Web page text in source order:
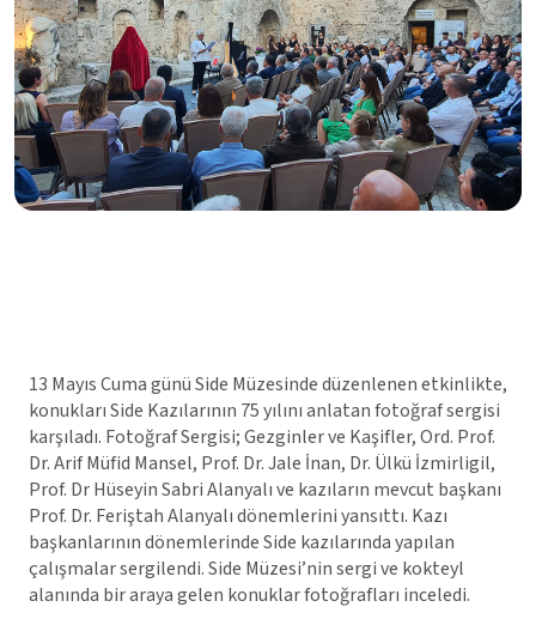
13 Mayıs Cuma günü Side Müzesinde düzenlenen etkinlikte,
konukları Side Kazılarının 75 yılını anlatan fotoğraf sergisi
karşıladı. Fotoğraf Sergisi; Gezginler ve Kaşifler, Ord. Prof.
Dr. Arif Müfid Mansel, Prof. Dr. Jale İnan, Dr. Ülkü İzmirligil,
Prof. Dr Hüseyin Sabri Alanyalı ve kazıların mevcut başkanı
Prof. Dr. Feriştah Alanyalı dönemlerini yansıttı. Kazı
başkanlarının dönemlerinde Side kazılarında yapılan
çalışmalar sergilendi. Side Müzesi’nin sergi ve kokteyl
alanında bir araya gelen konuklar fotoğrafları inceledi.